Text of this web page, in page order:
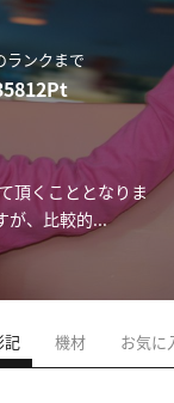
ランクまで
頂くこととなりま
が、比較的...
記 機材 お気に